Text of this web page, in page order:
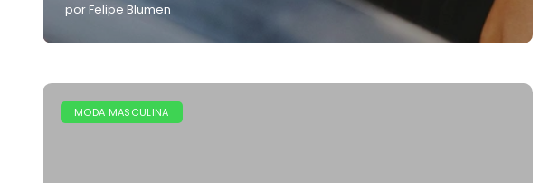
por Felipe Blumen
MODA MASCULINA